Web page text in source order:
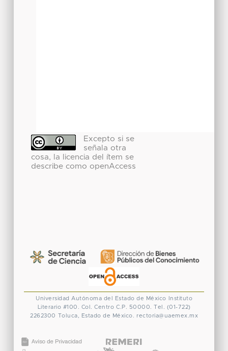
Excepto si se
señala otra
cosa, la licencia del ítem se
describe como openAccess
Universidad Autónoma del Estado de México
Instituto
Literario #100. Col. Centro C.P. 50000. Tel. (01-722)
2262300
Toluca, Estado de México. rectoria@uaemex.mx